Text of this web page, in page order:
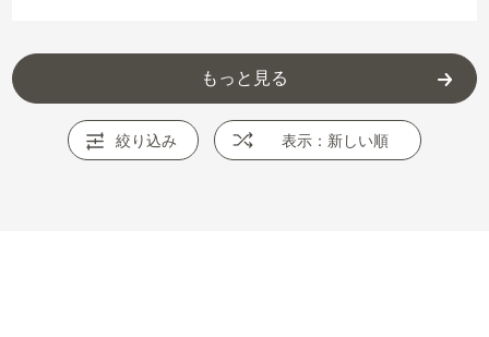
もっと見る
絞り込み 表示：新しい順